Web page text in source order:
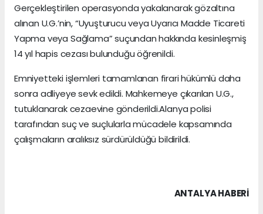
Gerçekleştirilen operasyonda yakalanarak gözaltına
alınan U.G.’nin, “Uyuşturucu veya Uyarıcı Madde Ticareti
Yapma veya Sağlama” suçundan hakkında kesinleşmiş
14 yıl hapis cezası bulunduğu öğrenildi.
Emniyetteki işlemleri tamamlanan firari hükümlü daha
sonra adliyeye sevk edildi. Mahkemeye çıkarılan U.G.,
tutuklanarak cezaevine gönderildi.Alanya polisi
tarafından suç ve suçlularla mücadele kapsamında
çalışmaların aralıksız sürdürüldüğü bildirildi.
ANTALYA HABERİ